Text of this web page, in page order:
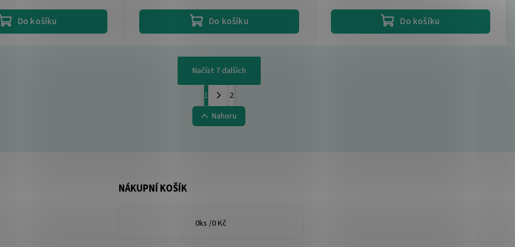
Do košíku Do košíku Do košíku
Načíst 7 dalších
1
2
Nahoru
NÁKUPNÍ KOŠÍK
0ks /0 Kč